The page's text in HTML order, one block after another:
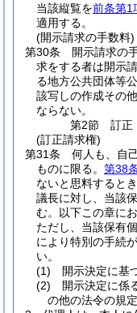
当該縦覧を前条第1
適用する。
(開示請求の手数料)
第30条
開示請求の
求をする者は開示
る地方公共団体等
該写しの作成その
ならない。
第2節
訂正
(訂正請求権)
第31条
何人も、自
ものに限る。 第38
ないと思料すると
議長に対し、当該
む。以下この章に
ただし、当該保有
により特別の手続
い。
(1)
開示決定に基
(2)
開示決定に係
の他の法令の規